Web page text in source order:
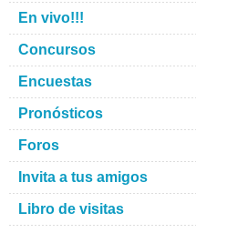
En vivo!!!
Concursos
Encuestas
Pronósticos
Foros
Invita a tus amigos
Libro de visitas